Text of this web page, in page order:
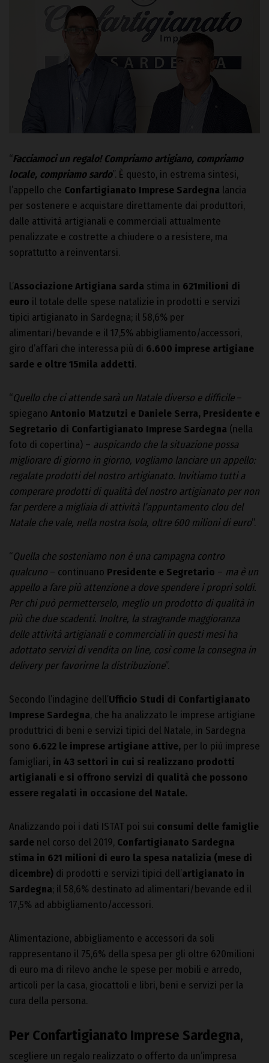
“Facciamoci un regalo! Compriamo artigiano, compriamo
locale, compriamo sardo”. È questo, in estrema sintesi,
l’appello che Confartigianato Imprese Sardegna lancia
per sostenere e acquistare direttamente dai produttori,
dalle attività artigianali e commerciali attualmente
penalizzate e costrette a chiudere o a resistere, ma
soprattutto a reinventarsi.
L’Associazione Artigiana sarda stima in 621milioni di
euro il totale delle spese natalizie in prodotti e servizi
tipici artigianato in Sardegna; il 58,6% per
alimentari/bevande e il 17,5% abbigliamento/accessori,
giro d’affari che interessa più di 6.600 imprese artigiane
sarde e oltre 15mila addetti.
“Quello che ci attende sarà un Natale diverso e difficile–
spiegano Antonio Matzutzi e Daniele Serra, Presidente e
Segretario di Confartigianato Imprese Sardegna (nella
foto di copertina) – auspicando che la situazione possa
migliorare di giorno in giorno, vogliamo lanciare un appello:
regalate prodotti del nostro artigianato. Invitiamo tutti a
comperare prodotti di qualità del nostro artigianato per non
far perdere a migliaia di attività l’appuntamento clou del
Natale che vale, nella nostra Isola, oltre 600 milioni di euro”.
“Quella che sosteniamo non è una campagna contro
qualcuno – continuano Presidente e Segretario – ma è un
appello a fare più attenzione a dove spendere i propri soldi.
Per chi può permetterselo, meglio un prodotto di qualità in
più che due scadenti. Inoltre, la stragrande maggioranza
delle attività artigianali e commerciali in questi mesi ha
adottato servizi di vendita on line, così come la consegna in
delivery per favorirne la distribuzione”.
Secondo l’indagine dell’Ufficio Studi di Confartigianato
Imprese Sardegna, che ha analizzato le imprese artigiane
produttrici di beni e servizi tipici del Natale, in Sardegna
sono 6.622 le imprese artigiane attive, per lo più imprese
famigliari, in 43 settori in cui si realizzano prodotti
artigianali e si offrono servizi di qualità che possono
essere regalati in occasione del Natale.
Analizzando poi i dati ISTAT poi sui consumi delle famiglie
sarde nel corso del 2019, Confartigianato Sardegna
stima in 621 milioni di euro la spesa natalizia (mese di
dicembre) di prodotti e servizi tipici dell’artigianato in
Sardegna; il 58,6% destinato ad alimentari/bevande ed il
17,5% ad abbigliamento/accessori.
Alimentazione, abbigliamento e accessori da soli
rappresentano il 75,6% della spesa per gli oltre 620milioni
di euro ma di rilevo anche le spese per mobili e arredo,
articoli per la casa, giocattoli e libri, beni e servizi per la
cura della persona.
Per Confartigianato Imprese Sardegna,
scegliere un regalo realizzato o offerto da un’impresa